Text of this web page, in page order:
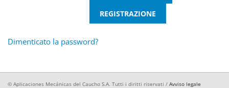
Dimenticato la password?
© Aplicaciones Mecánicas del Caucho S.A. Tutti i diritti riservati / Avviso legale